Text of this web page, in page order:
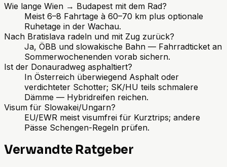
Wie lange Wien → Budapest mit dem Rad?
Meist 6–8 Fahrtage à 60–70 km plus optionale
Ruhetage in der Wachau.
Nach Bratislava radeln und mit Zug zurück?
Ja, ÖBB und slowakische Bahn — Fahrradticket an
Sommerwochenenden vorab sichern.
Ist der Donauradweg asphaltiert?
In Österreich überwiegend Asphalt oder
verdichteter Schotter; SK/HU teils schmalere
Dämme — Hybridreifen reichen.
Visum für Slowakei/Ungarn?
EU/EWR meist visumfrei für Kurztrips; andere
Pässe Schengen-Regeln prüfen.
Verwandte Ratgeber